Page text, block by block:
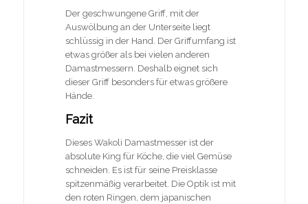
Der geschwungene Griff, mit der
Auswölbung an der Unterseite liegt
schlüssig in der Hand. Der Griffumfang ist
etwas größer als bei vielen anderen
Damastmessern. Deshalb eignet sich
dieser Griff besonders für etwas größere
Hände.
Fazit
Dieses Wakoli Damastmesser ist der
absolute King für Köche, die viel Gemüse
schneiden. Es ist für seine Preisklasse
spitzenmäßig verarbeitet. Die Optik ist mit
den roten Ringen, dem japanischen